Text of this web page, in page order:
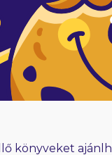
könyveket